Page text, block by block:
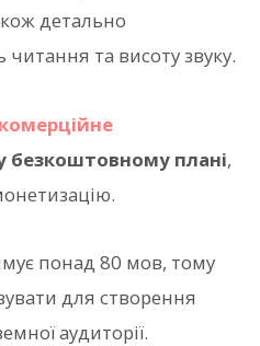
детально
та висоту звуку.
безкоштовному плані,
понад 80 мов, тому
для створення
аудиторії.